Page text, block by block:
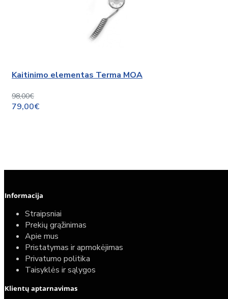
Kaitinimo elementas Terma MOA
98,00€
79,00€
Elektrinio gyvatuko paruošimo paslauga
Informacija
Straipsniai
Prekių grąžinimas
Apie mus
Pristatymas ir apmokėjimas
Privatumo politika
Taisyklės ir sąlygos
Klientų aptarnavimas